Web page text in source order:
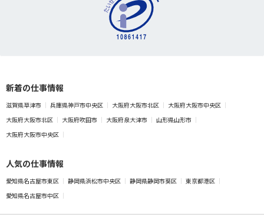
新着の仕事情報
滋賀県草津市 兵庫県神戸市中央区 大阪府大阪市北区
大阪府大阪市中央区
大阪府大阪市北区
大阪府吹田市 大阪府泉大津市
山形県山形市
大阪府大阪市中央区
人気の仕事情報
愛知県名古屋市東区 静岡県浜松市中央区 静岡県静岡市葵区
東京都港区
愛知県名古屋市中区